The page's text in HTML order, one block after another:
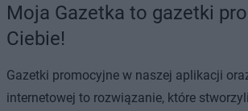
Moja Gazetka to gazetki
Ciebie!
Gazetki promocyjne w naszej aplikacji
internetowej to rozwiązanie, które